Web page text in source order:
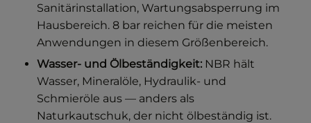
Sanitärinstallation, Wartungsabsperrung im
Hausbereich. 8 bar reichen für die meisten
Anwendungen in diesem Größenbereich.
Wasser- und Ölbeständigkeit: NBR hält
Wasser, Mineralöle, Hydraulik- und
Schmieröle aus — anders als
Naturkautschuk, der nicht ölbeständig ist.